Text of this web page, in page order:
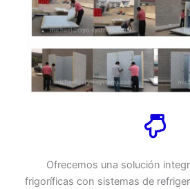
Ofrecemos una solución
frigoríficas con sistemas de